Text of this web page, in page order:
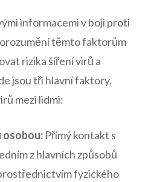
informacemi v boji proti
těmto faktorům‌
rizika ‌šíření virů a
jsou tři hlavní ​faktory,
mezi lidmi:
Přímý kontakt s
z hlavních​ způsobů
fyzického